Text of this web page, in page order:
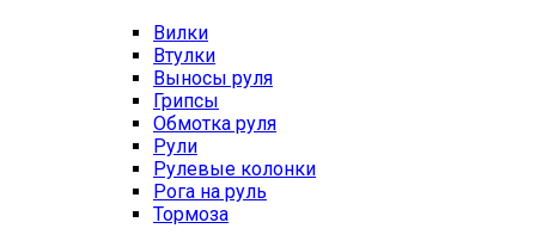
Вилки
Втулки
Выносы руля
Грипсы
Обмотка руля
Рули
Рулевые колонки
Рога на руль
Тормоза